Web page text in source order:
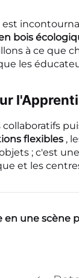
est
bois
à ce que
les
flexibles ,
; c'est une
et les
une scène